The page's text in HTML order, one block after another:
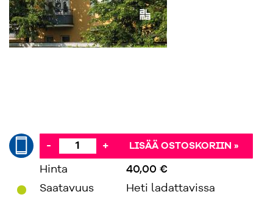
- + LISÄÄ OSTOSKORIIN »
Hinta
40,00 €
Saatavuus
Heti ladattavissa